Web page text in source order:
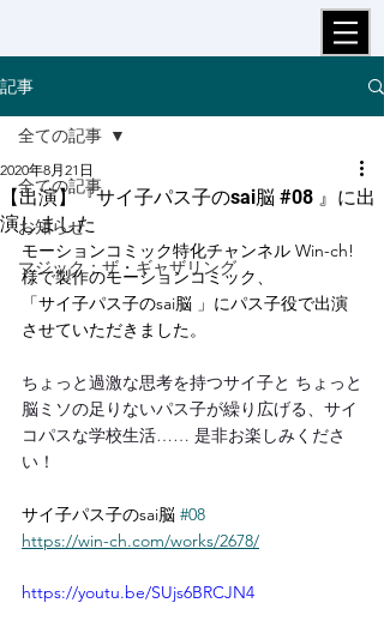
記事
全ての記事
お知らせ
マジック：ザ・ギャザリング
全ての記事
【出演】『サイ子パス子のsai脳 #08 』に出
演しました
2020年8月21日
モーションコミック特化チャンネル Win-ch!
様で製作のモーションコミック、
「サイ子パス子のsai脳 」にパス子役で出演
させていただきました。
ちょっと過激な思考を持つサイ子と ちょっと
脳ミソの足りないパス子が繰り広げる、サイ
コパスな学校生活…… 是非お楽しみくださ
い！
サイ子パス子のsai脳 #08
https://win-ch.com/works/2678/
https://youtu.be/SUjs6BRCJN4